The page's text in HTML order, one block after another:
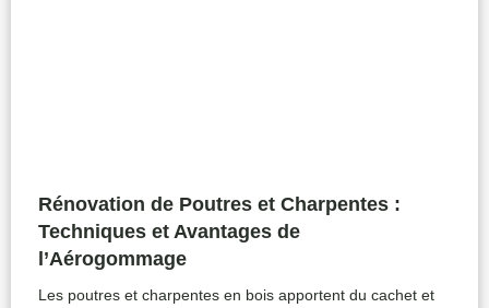
Rénovation de Poutres et Charpentes :
Techniques et Avantages de
l’Aérogommage
Les poutres et charpentes en bois apportent du cachet et